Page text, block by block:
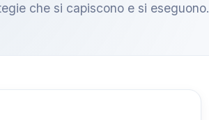
che si capiscono e si eseguono.